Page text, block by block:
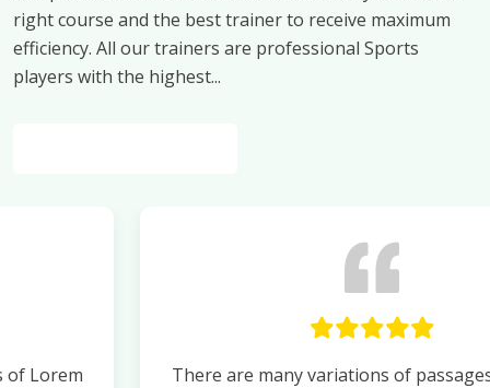
right course and the best trainer to receive maximum
efficiency. All our trainers are professional Sports
players with the highest...
There are many variations of passages of Lorem